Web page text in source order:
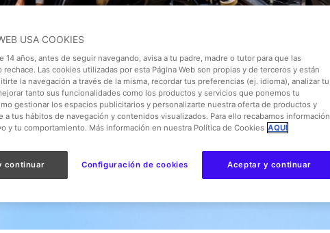
USA COOKIES
14 años, antes de seguir navegando, avisa a tu padre, madre o tutor para que las
Las cookies utilizadas por esta Página Web son propias y de terceros y están
la navegación a través de la misma, recordar tus preferencias (ej. idioma), analizar tu
tanto sus funcionalidades como los productos y servicios que ponemos tu
gestionar los espacios publicitarios y personalizarte nuestra oferta de productos y
a tus hábitos de navegación y contenidos visualizados. Para ello recabamos información
y tu comportamiento. Más información en nuestra Política de Cookies AQUÍ
continuar Aceptar y continuar
Configuración de cookies